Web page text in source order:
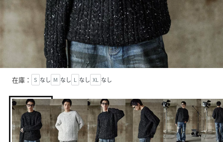
在庫： S なし M なし L なし XL なし